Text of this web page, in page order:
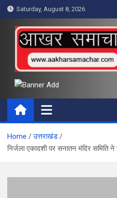
Skip
to
content
Saturday, August 8, 2026
आखर समाचार
Home
उत्तराखंड
निर्जला एकादशी पर सनातन मंदिर समिति